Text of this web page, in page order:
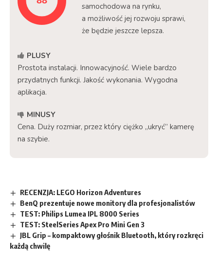
samochodowa na rynku,
a możliwość jej rozwoju sprawi,
że będzie jeszcze lepsza.
PLUSY
Prostota instalacji. Innowacyjność. Wiele bardzo
przydatnych funkcji. Jakość wykonania. Wygodna
aplikacja.
MINUSY
Cena. Duży rozmiar, przez który ciężko „ukryć” kamerę
na szybie.
RECENZJA: LEGO Horizon Adventures
BenQ prezentuje nowe monitory dla profesjonalistów
TEST: Philips Lumea IPL 8000 Series
TEST: SteelSeries Apex Pro Mini Gen 3
JBL Grip – kompaktowy głośnik Bluetooth, który rozkręci
każdą chwilę